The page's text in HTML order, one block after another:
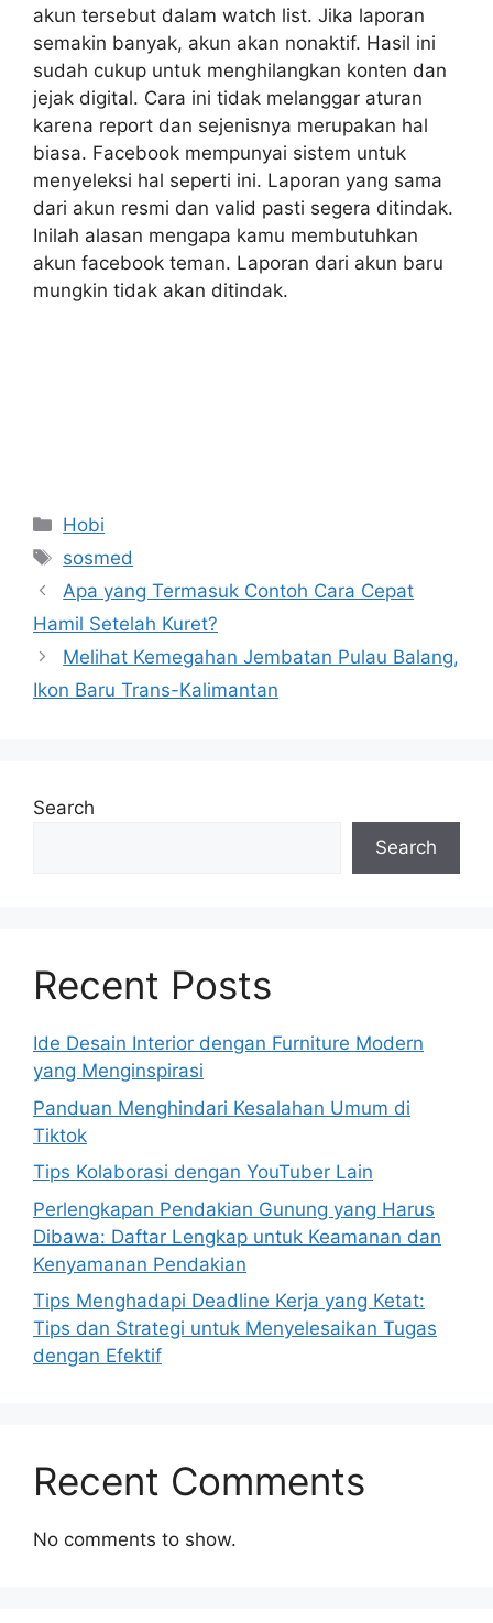
akun tersebut dalam watch list. Jika laporan
semakin banyak, akun akan nonaktif. Hasil ini
sudah cukup untuk menghilangkan konten dan
jejak digital. Cara ini tidak melanggar aturan
karena report dan sejenisnya merupakan hal
biasa. Facebook mempunyai sistem untuk
menyeleksi hal seperti ini. Laporan yang sama
dari akun resmi dan valid pasti segera ditindak.
Inilah alasan mengapa kamu membutuhkan
akun facebook teman. Laporan dari akun baru
mungkin tidak akan ditindak.
Categories
Hobi
Tags
sosmed
Apa yang Termasuk Contoh Cara Cepat
Hamil Setelah Kuret?
Melihat Kemegahan Jembatan Pulau Balang,
Ikon Baru Trans-Kalimantan
Search
Search
Recent Posts
Ide Desain Interior dengan Furniture Modern
yang Menginspirasi
Panduan Menghindari Kesalahan Umum di
Tiktok
Tips Kolaborasi dengan YouTuber Lain
Perlengkapan Pendakian Gunung yang Harus
Dibawa: Daftar Lengkap untuk Keamanan dan
Kenyamanan Pendakian
Tips Menghadapi Deadline Kerja yang Ketat:
Tips dan Strategi untuk Menyelesaikan Tugas
dengan Efektif
Recent Comments
No comments to show.